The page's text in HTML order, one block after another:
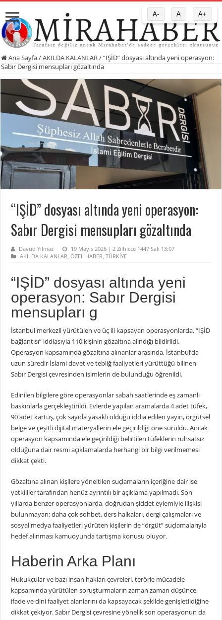
Ana Sayfa/AKILDA KALANLAR /“IŞİD” dosyası altında yeni operasyon:
Sabır Dergisi mensupları gözaltında
“IŞİD” dosyası altında yeni operasyon:
Sabır Dergisi mensupları gözaltında
Davud Yılmaz
19 Mayıs 2026 | 2 Zilhicce 1447 Salı 13:07
AKILDA KALANLAR,ÖZEL HABER,TÜRKİYE
“IŞİD” dosyası altında yeni
operasyon: Sabır Dergisi
mensupları g
İstanbul merkezli yürütülen ve üç ili kapsayan operasyonlarda, “IŞİD
bağlantısı” iddiasıyla 110 kişinin gözaltına alındığı bildirildi.
Operasyon kapsamında gözaltına alınanlar arasında, İstanbul’da
uzun süredir İslami davet ve tebliğ faaliyetleri yürüttüğü bilinen
Sabır Dergisi çevresinden isimlerin de bulunduğu öğrenildi.
Edinilen bilgilere göre operasyonlar sabah saatlerinde eş zamanlı
baskınlarla gerçekleştirildi. Evlerde yapılan aramalarda 4 adet tüfek,
90 adet kartuş, çok sayıda yasaklı olduğu iddia edilen yayın, örgütsel
belge ve çeşitli dijital materyallerin ele geçirildiği öne sürüldü. Ancak
operasyon kapsamında ele geçirildiği belirtilen tüfeklerin ruhsatsız
olduğuna dair resmi açıklamalarda herhangi bir bilgi verilmemesi
dikkat çekti.
Gözaltına alınan kişilere yöneltilen suçlamaların içeriğine dair ise
yetkililer tarafından henüz ayrıntılı bir açıklama yapılmadı. Son
yıllarda benzer operasyonlarda, doğrudan şiddet eylemiyle ilişkisi
bulunmayan; daha çok sohbet, ders halkaları, dergi çalışmaları ve
sosyal medya faaliyetleri yürüten kişilerin de “örgüt” suçlamalarıyla
hedef alınması kamuoyunda tartışma konusu oluyor.
Haberin Arka Planı
Hukukçular ve bazı insan hakları çevreleri, terörle mücadele
kapsamında yürütülen soruşturmaların zaman zaman düşünce,
ifade ve dini faaliyet alanlarını da kapsayacak şekilde genişletildiğine
dikkat çekiyor. Sabır Dergisi çevresine yönelik son operasyonun da
A- A A+